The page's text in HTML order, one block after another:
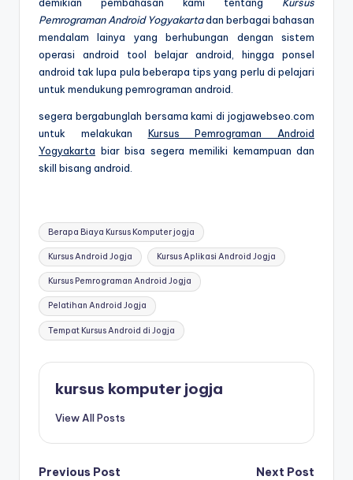
Pemrograman Android Yogyakartadan berbagai bahasan
mendalam lainya yang berhubungan dengan sistem
operasi android tool belajar android, hingga ponsel
android tak lupa pula beberapa tips yang perlu di pelajari
untuk mendukung pemrograman android.
segera bergabunglah bersama kami di jogjawebseo.com
untuk melakukan Kursus Pemrograman Android
Yogyakarta biar bisa segera memiliki kemampuan dan
skill bisang android.
Berapa Biaya Kursus Komputer jogja
Kursus Android Jogja Kursus Aplikasi Android Jogja
Kursus Pemrograman Android Jogja
Pelatihan Android Jogja
Tempat Kursus Android di Jogja
kursus komputer jogja
View All Posts
Previous Post
Next Post